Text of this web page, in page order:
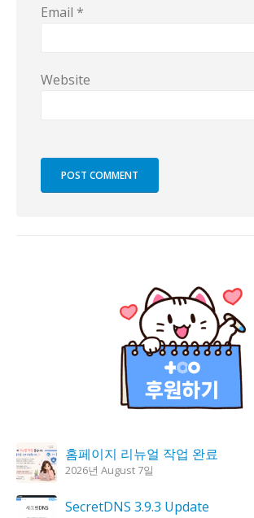
Email *
Website
홈페이지 리뉴얼 작업 완료
2026년 August 7일
SecretDNS 3.9.3 Update